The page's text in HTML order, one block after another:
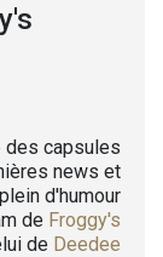
des capsules
news et
d'humour
de Froggy's
de Deedee